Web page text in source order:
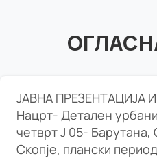
ЈАВНА ПРЕЗЕНТАЦИЈА
Нацрт- Детален
четврт Ј 05-
Скопје, плански